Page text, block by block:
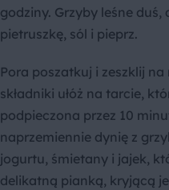
godziny. Grzyby leśne
pietruszkę, sól i pieprz.
Pora poszatkuj i zeszklij
składniki ułóż na tarcie,
podpieczona przez 10
naprzemiennie dynię z
jogurtu, śmietany i jajek,
delikatną pianką, kryjącą